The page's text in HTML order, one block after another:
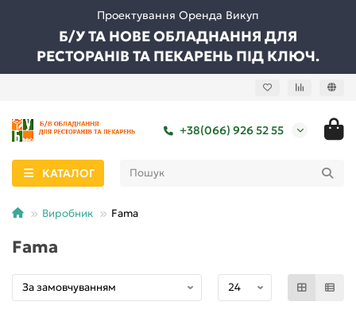
Проектування Оренда Викуп
Б/У ТА НОВЕ ОБЛАДНАННЯ ДЛЯ
РЕСТОРАНІВ ТА ПЕКАРЕНЬ ПІД КЛЮЧ.
+38(066) 926 52 55
КАТАЛОГ
Виробник Fama
Fama